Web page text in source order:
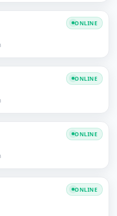
ONLINE
ONLINE
ONLINE
ONLINE